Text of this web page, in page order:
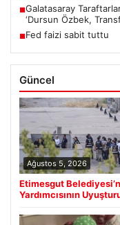
■Galatasaray
‘Dursun Özbek,
■Fed faizi sabit tuttu
Güncel
Ağustos 5, 2026
Etimesgut
Yardımcısının